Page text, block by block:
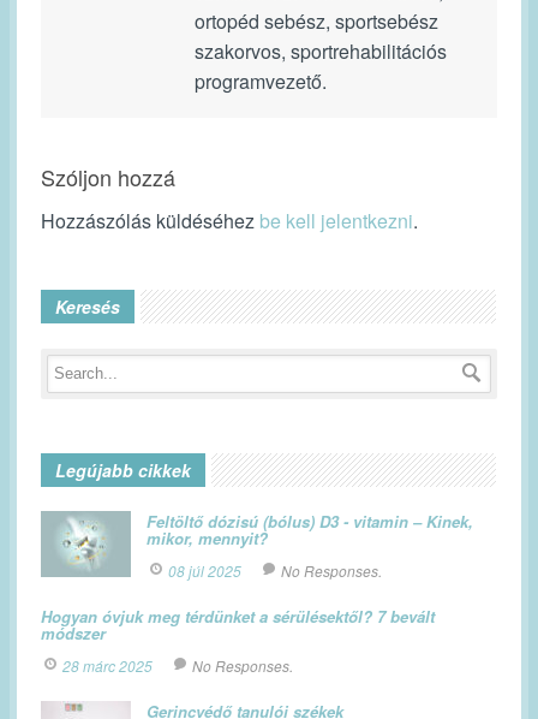
ortopéd sebész, sportsebész
szakorvos, sportrehabilitációs
programvezető.
Szóljon hozzá
Hozzászólás küldéséhez be kell jelentkezni.
Keresés
Legújabb cikkek
Feltöltő dózisú (bólus) D3 - vitamin – Kinek,
mikor, mennyit?
08 júl 2025 No Responses.
Hogyan óvjuk meg térdünket a sérülésektől? 7 bevált
módszer
28 márc 2025 No Responses.
Gerincvédő tanulói székek